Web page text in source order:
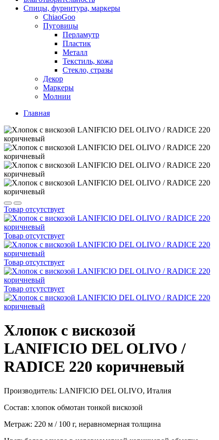
Спицы, фурнитура, маркеры
ChiaoGoo
Пуговицы
Перламутр
Пластик
Металл
Текстиль, кожа
Стекло, стразы
Декор
Маркеры
Молнии
Главная
Товар отсутствует
Товар отсутствует
Товар отсутствует
Товар отсутствует
Хлопок с вискозой
LANIFICIO DEL OLIVO /
RADICE 220 коричневый
Производитель: LANIFICIO DEL OLIVO, Италия
Состав: хлопок обмотан тонкой вискозой
Метраж: 220 м / 100 г, неравномерная толщина